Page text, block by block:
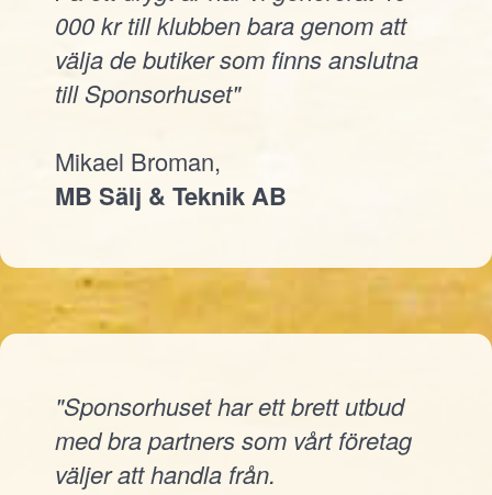
000 kr till klubben bara genom att
välja de butiker som finns anslutna
till Sponsorhuset"
Mikael Broman,
MB Sälj & Teknik AB
"Sponsorhuset har ett brett utbud
med bra partners som vårt företag
väljer att handla från.